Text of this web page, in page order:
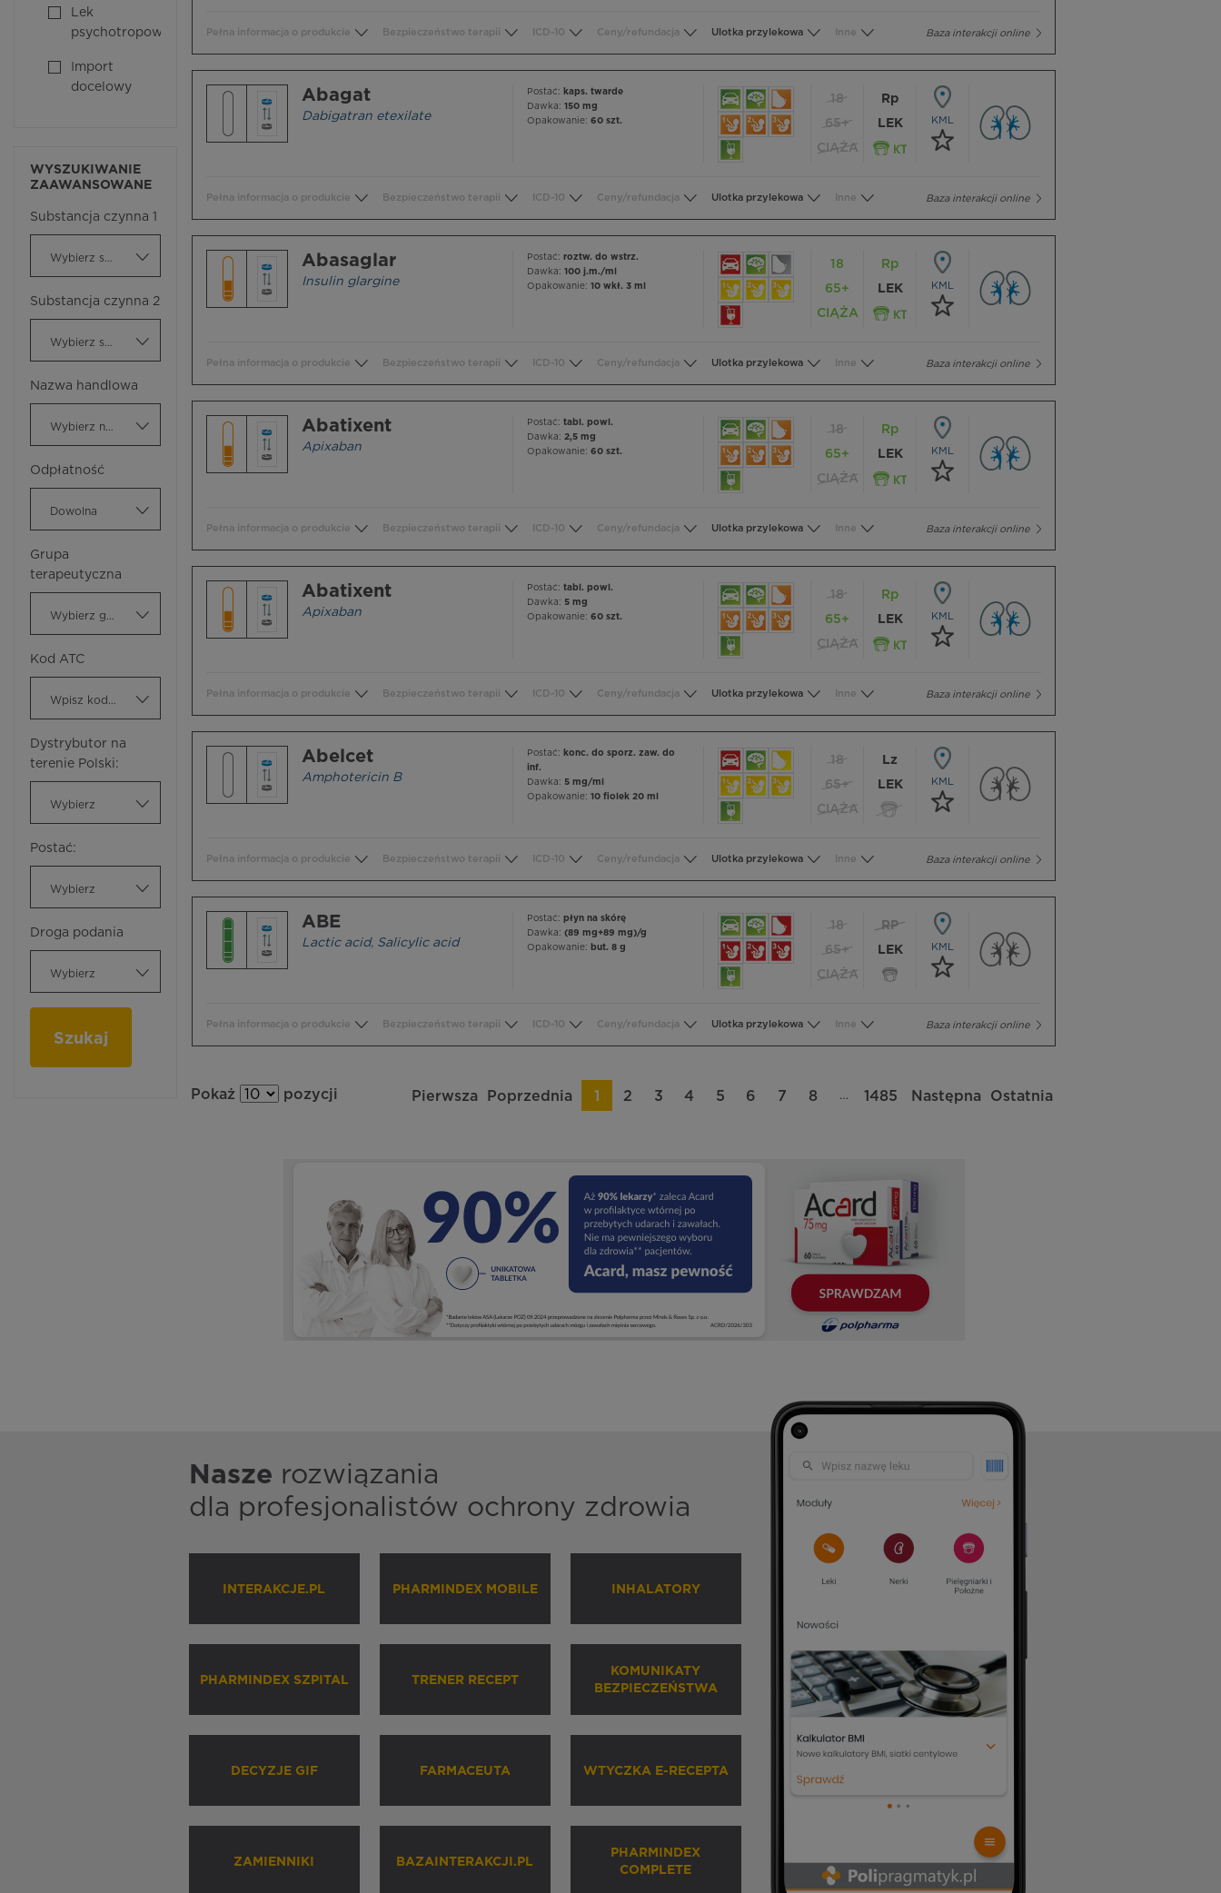
Lek
psychotropowy
Import
docelowy
WYSZUKIWANIE
ZAAWANSOWANE
Substancja czynna 1
Substancja czynna 2
Nazwa handlowa
Odpłatność
Dowolna
Grupa
terapeutyczna
Kod ATC
Dystrybutor na
terenie Polski:
Wybierz
Postać:
Wybierz
Droga podania
Wybierz
Szukaj
Baza interakcji online
Pełna informacja o produkcie Bezpieczeństwo terapii ICD-10 Ceny/refundacja Ulotka przylekowa Inne
Abagat
Dabigatran etexilate
Postać: kaps. twarde
Dawka: 150 mg
Opakowanie: 60 szt.
18
65+
CIĄŻA
Rp
LEK
KML
Baza interakcji online
Pełna informacja o produkcie Bezpieczeństwo terapii ICD-10 Ceny/refundacja Ulotka przylekowa Inne
Abasaglar
Insulin glargine
Postać: roztw. do wstrz.
Dawka: 100 j.m./ml
Opakowanie: 10 wkł. 3 ml
18
65+
CIĄŻA
Rp
LEK
KML
Baza interakcji online
Pełna informacja o produkcie Bezpieczeństwo terapii ICD-10 Ceny/refundacja Ulotka przylekowa Inne
Abatixent
Apixaban
Postać: tabl. powl.
Dawka: 2,5 mg
Opakowanie: 60 szt.
18
65+
CIĄŻA
Rp
LEK
KML
Baza interakcji online
Pełna informacja o produkcie Bezpieczeństwo terapii ICD-10 Ceny/refundacja Ulotka przylekowa Inne
Abatixent
Apixaban
Postać: tabl. powl.
Dawka: 5 mg
Opakowanie: 60 szt.
18
65+
CIĄŻA
Rp
LEK
KML
Baza interakcji online
Pełna informacja o produkcie Bezpieczeństwo terapii ICD-10 Ceny/refundacja Ulotka przylekowa Inne
Abelcet
Amphotericin B
Postać: konc. do sporz. zaw. do
inf.
Dawka: 5 mg/ml
Opakowanie: 10 fiolek 20 ml
18
65+
CIĄŻA
Lz
LEK
KML
Baza interakcji online
Pełna informacja o produkcie Bezpieczeństwo terapii ICD-10 Ceny/refundacja Ulotka przylekowa Inne
ABE
Lactic acid, Salicylic acid
Postać: płyn na skórę
Dawka: (89 mg+89 mg)/g
Opakowanie: but. 8 g
18
65+
CIĄŻA
RP
LEK
KML
Baza interakcji online
Pełna informacja o produkcie Bezpieczeństwo terapii ICD-10 Ceny/refundacja Ulotka przylekowa Inne
Pokaż pozycji Pierwsza Poprzednia 1 2 3 4 5 6 7 8 … 1485 Następna Ostatnia
Nasze rozwiązania
dla profesjonalistów ochrony zdrowia
INTERAKCJE.PL PHARMINDEX MOBILE INHALATORY
PHARMINDEX SZPITAL TRENER RECEPT
KOMUNIKATY
BEZPIECZEŃSTWA
DECYZJE GIF FARMACEUTA WTYCZKA E-RECEPTA
ZAMIENNIKI BAZAINTERAKCJI.PL
PHARMINDEX
COMPLETE